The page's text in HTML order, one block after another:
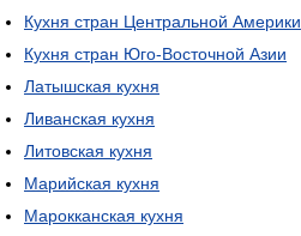
Кухня стран Центральной Америки
Кухня стран Юго-Восточной Азии
Латышская кухня
Ливанская кухня
Литовская кухня
Марийская кухня
Марокканская кухня